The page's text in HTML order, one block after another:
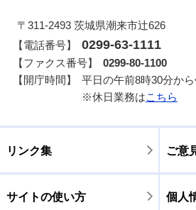
〒311-2493 茨城県潮来市辻626
【電話番号】
0299-63-1111
【ファクス番号】
0299-80-1100
【開庁時間】
平日の午前8時30分か
※休日業務はこちら
リンク集 ご意
サイトの使い方 個人